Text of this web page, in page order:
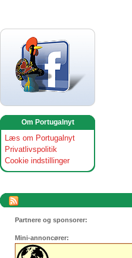
Om Portugalnyt
Læs om Portugalnyt
Privatlivspolitik
Cookie indstillinger
Partnere og sponsorer:
Mini-annoncører: